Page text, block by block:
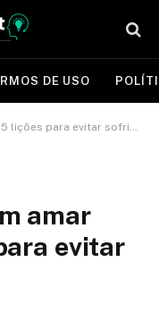
DE USO
para evitar sofrimentos
amar
evitar